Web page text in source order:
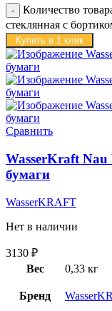
Количество
стеклянная с
Купить в 1 клик
Сравнить
WasserKraft Nau
бумаги
WasserKRAFT
Нет в наличии
3130 ₽
Вес
0,33 кг
Бренд